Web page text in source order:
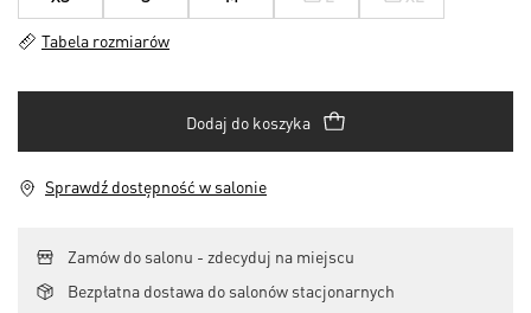
Tabela rozmiarów
Dodaj do koszyka
Sprawdź dostępność w salonie
Zamów do salonu - zdecyduj na miejscu
Bezpłatna dostawa do salonów stacjonarnych